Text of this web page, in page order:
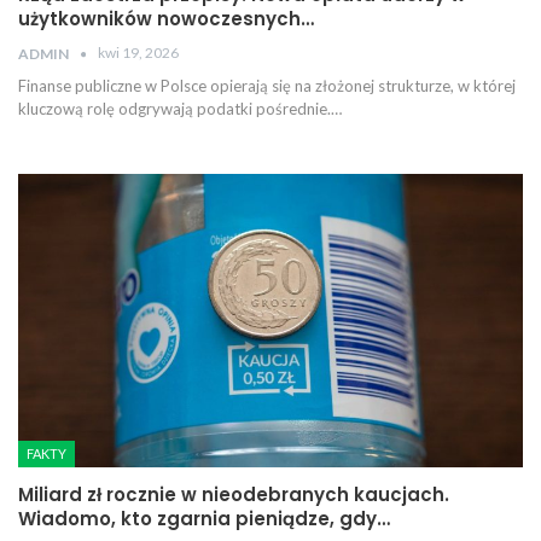
użytkowników nowoczesnych…
ADMIN kwi 19, 2026
Finanse publiczne w Polsce opierają się na złożonej strukturze, w której
kluczową rolę odgrywają podatki pośrednie.…
FAKTY
Miliard zł rocznie w nieodebranych kaucjach.
Wiadomo, kto zgarnia pieniądze, gdy…